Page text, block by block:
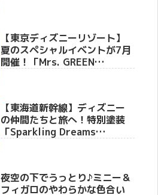
【東京ディズニーリゾート】
夏のスペシャルイベントが7月
開催！「Mrs. GREEN
【東海道新幹線】ディズニー
の仲間たちと旅へ！特別塗装
「Sparkling Dreams
夜空の下でうっとり♪ミニー＆
フィガロのやわらかな色合い